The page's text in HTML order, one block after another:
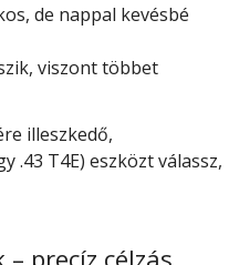
de nappal kevésbé
viszont többet
illeszkedő,
.43 T4E) eszközt válassz,
precíz célzás